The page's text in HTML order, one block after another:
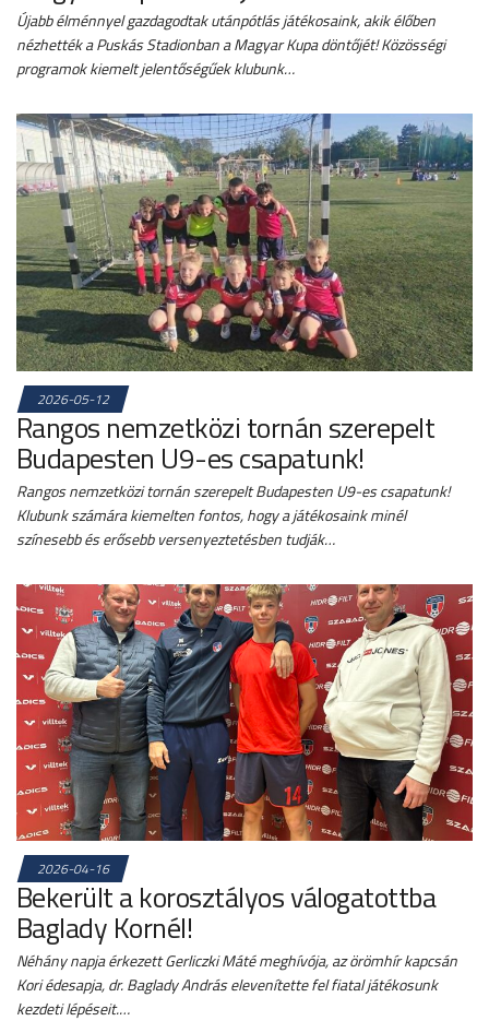
Újabb élménnyel gazdagodtak utánpótlás játékosaink, akik élőben
nézhették a Puskás Stadionban a Magyar Kupa döntőjét! Közösségi
programok kiemelt jelentőségűek klubunk…
2026-05-12
Rangos nemzetközi tornán szerepelt
Budapesten U9-es csapatunk!
Rangos nemzetközi tornán szerepelt Budapesten U9-es csapatunk!
Klubunk számára kiemelten fontos, hogy a játékosaink minél
színesebb és erősebb versenyeztetésben tudják…
2026-04-16
Bekerült a korosztályos válogatottba
Baglady Kornél!
Néhány napja érkezett Gerliczki Máté meghívója, az örömhír kapcsán
Kori édesapja, dr. Baglady András elevenítette fel fiatal játékosunk
kezdeti lépéseit.…